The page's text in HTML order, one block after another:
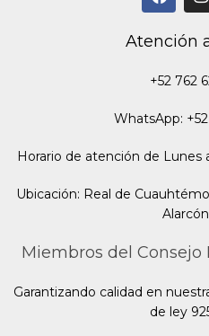
Atención
+52 762
WhatsApp: +52
Horario de atención de Lunes
Ubicación: Real de
Miembros del Consejo
Garantizando calidad en
de ley